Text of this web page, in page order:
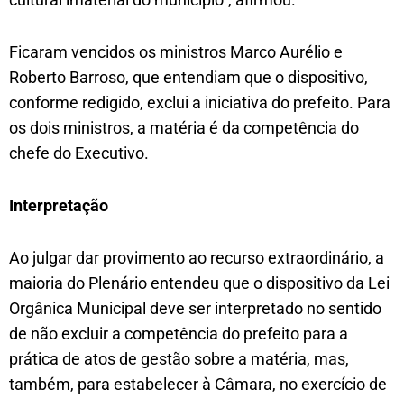
Ficaram vencidos os ministros Marco Aurélio e
Roberto Barroso, que entendiam que o dispositivo,
conforme redigido, exclui a iniciativa do prefeito. Para
os dois ministros, a matéria é da competência do
chefe do Executivo.
Interpretação
Ao julgar dar provimento ao recurso extraordinário, a
maioria do Plenário entendeu que o dispositivo da Lei
Orgânica Municipal deve ser interpretado no sentido
de não excluir a competência do prefeito para a
prática de atos de gestão sobre a matéria, mas,
também, para estabelecer à Câmara, no exercício de